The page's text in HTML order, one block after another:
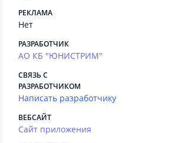
РЕКЛАМА
Нет
РАЗРАБОТЧИК
АО КБ "ЮНИСТРИМ"
СВЯЗЬ С
РАЗРАБОТЧИКОМ
Написать разработчику
ВЕБСАЙТ
Сайт приложения